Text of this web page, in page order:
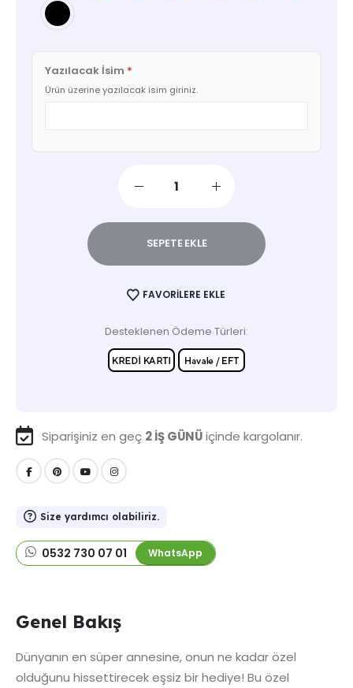
Yazılacak İsim *
Ürün üzerine yazılacak isim giriniz.
SEPETE EKLE
FAVORILERE EKLE
Desteklenen Ödeme Türleri:
Siparişiniz en geç 2 İŞ GÜNÜiçinde kargolanır.
Size yardımcı olabiliriz.
0532 730 07 01 WhatsApp
Genel Bakış
Dünyanın en süper annesine, onun ne kadar özel
olduğunu hissettirecek eşsiz bir hediye! Bu özel